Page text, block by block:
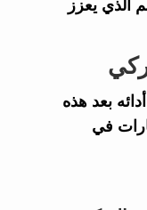
الذي يعزز
بعد هذه
في